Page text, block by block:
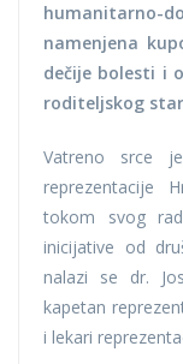
humanitarno-
namenjena
dečije bolesti i
roditeljskog
Vatreno srce
reprezentacije
tokom svog
inicijative od
nalazi se dr.
kapetan
i lekari